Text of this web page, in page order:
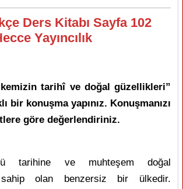
Ders Kitabı Sayfa 102
Yayıncılık
tarihî ve doğal güzellikleri”
bir konuşma yapınız. Konuşmanızı
göre değerlendiriniz.
tarihine ve muhteşem doğal
sahip olan benzersiz bir ülkedir.